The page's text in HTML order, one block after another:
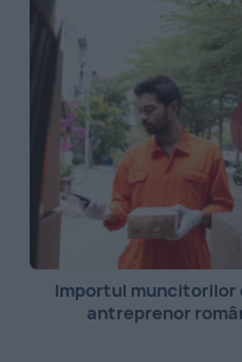
Importul muncitorilor
antreprenor